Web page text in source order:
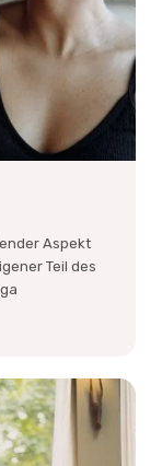
Aspekt
Teil des